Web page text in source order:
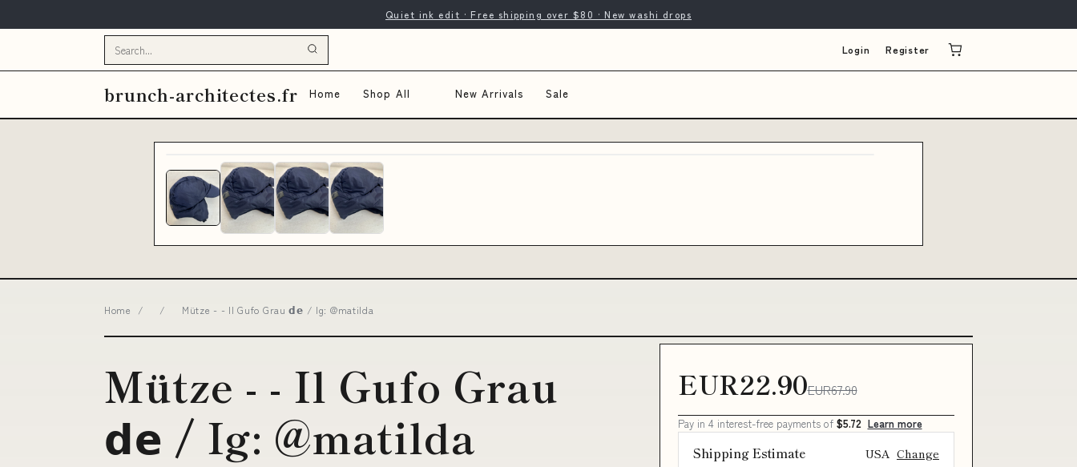
Quiet ink edit · Free shipping over $80 · New washi drops
Login Register
brunch-architectes.fr Home Shop All New Arrivals Sale
Home / / Mütze - - Il Gufo Grau 𝗱𝗲 / Ig: @matilda
Mütze - - Il Gufo Grau
𝗱𝗲 / Ig: @matilda
EUR22.90EUR67.90
Pay in 4 interest-free payments of $5.72 Learn more
Shipping Estimate USA Change